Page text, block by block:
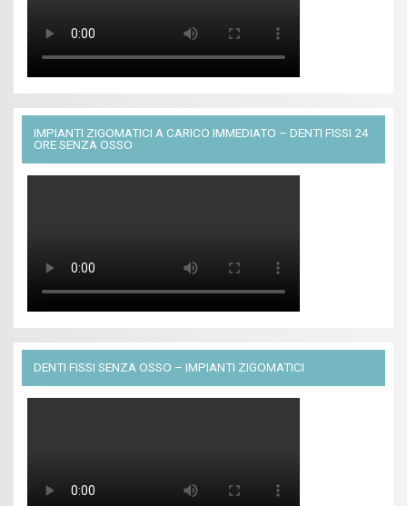
IMPIANTI ZIGOMATICI A CARICO IMMEDIATO – DENTI FISSI 24
ORE SENZA OSSO
DENTI FISSI SENZA OSSO – IMPIANTI ZIGOMATICI